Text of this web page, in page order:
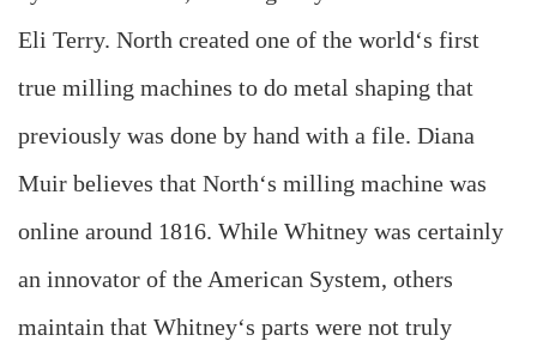
Eli Terry. North created one of the world‘s first
true milling machines to do metal shaping that
previously was done by hand with a file. Diana
Muir believes that North‘s milling machine was
online around 1816. While Whitney was certainly
an innovator of the American System, others
maintain that Whitney‘s parts were not truly